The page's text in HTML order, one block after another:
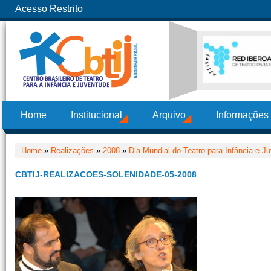
Acesso Restrito
Home Institucional Arquivo
Home » Realizações » 2008 » Dia Mundial do Teatro para Infância e
CBTIJ-REALIZACOES-SOLENIDADE-05-2008